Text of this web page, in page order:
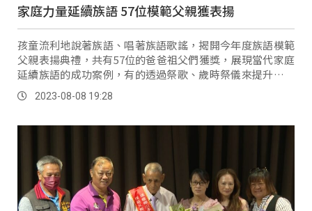
家庭力量延續族語 57位模範父親獲表揚
孩童流利地說著族語、唱著族語歌謠，揭開今年度族語模範
父親表揚典禮，共有57位的爸爸祖父們獲獎，展現當代家庭
延續族語的成功案例，有的透過祭歌、歲時祭儀來提升聽力
與口說能力，有的藉由科技網路，增強書寫閱讀能力。
2023-08-08 19:28